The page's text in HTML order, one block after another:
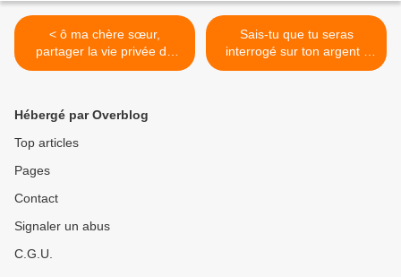
< ô ma chère sœur,
partager la vie privée du
foyer, cela n'est pas permis
Sais-tu que tu seras
interrogé sur ton argent :
comment tu l'as gagné et
Hébergé par Overblog
Top articles
Pages
Contact
Signaler un abus
C.G.U.